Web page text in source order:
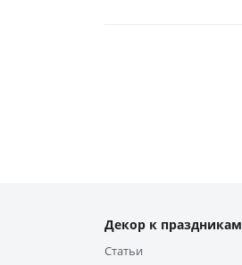
Декор к праздникам
Статьи